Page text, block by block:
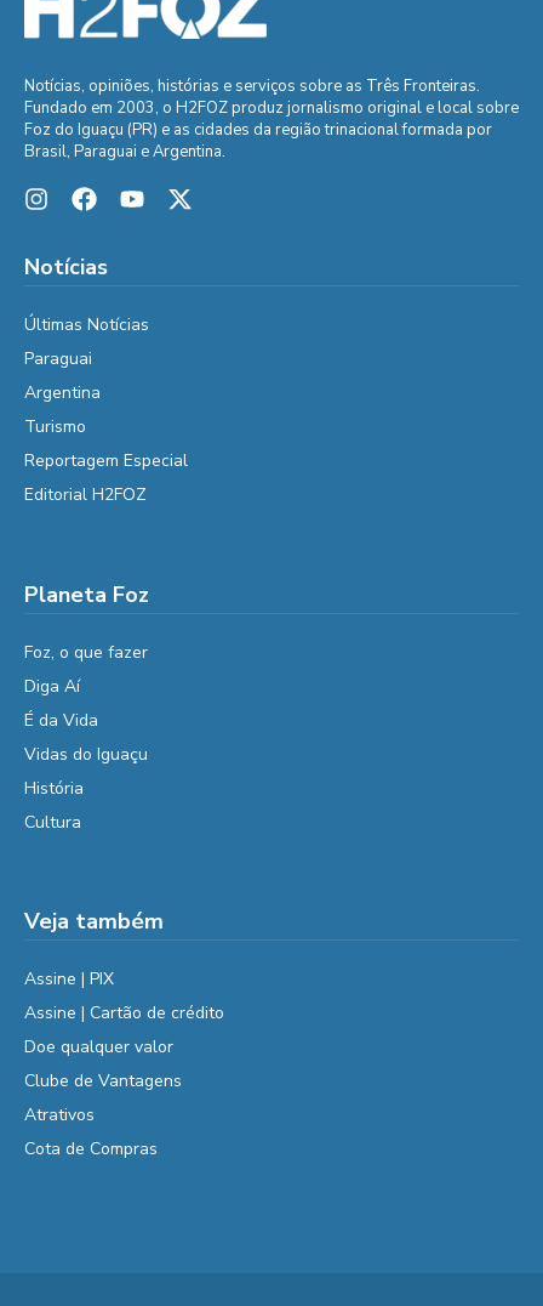
Notícias, opiniões, histórias e serviços sobre as Três Fronteiras.
Fundado em 2003, o H2FOZ produz jornalismo original e local sobre
Foz do Iguaçu (PR) e as cidades da região trinacional formada por
Brasil, Paraguai e Argentina.
Notícias
Últimas Notícias
Paraguai
Argentina
Turismo
Reportagem Especial
Editorial H2FOZ
Planeta Foz
Foz, o que fazer
Diga Aí
É da Vida
Vidas do Iguaçu
História
Cultura
Veja também
Assine | PIX
Assine | Cartão de crédito
Doe qualquer valor
Clube de Vantagens
Atrativos
Cota de Compras